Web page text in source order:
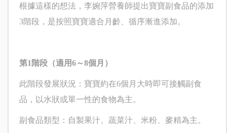
根據這樣的想法，李婉萍營養師提出寶寶副食品的添加
3階段，是按照寶寶適合月齡、循序漸進添加。
第1 階段（適用6～8個月）
此階段發展狀況：寶寶約在6個月大時即可接觸副食
品，以水狀或單一性的食物為主。
副食品類型：自製果汁、蔬菜汁、米粉、麥精為主。